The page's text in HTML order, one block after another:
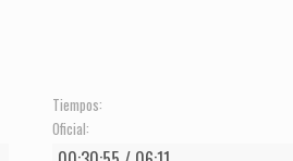
Tiempos:
Oficial: